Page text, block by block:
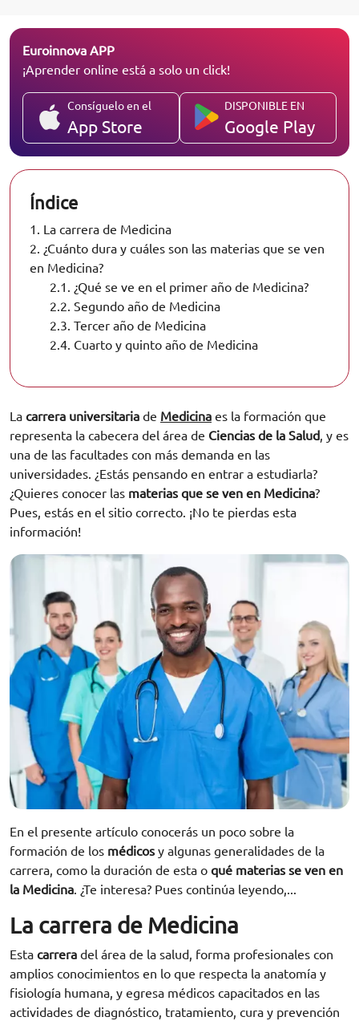
Euroinnova APP
¡Aprender online está a solo un click!
Consíguelo en el
App Store
DISPONIBLE EN
Google Play
Índice
1. La carrera de Medicina
2. ¿Cuánto dura y cuáles son las materias que se ven
en Medicina?
2.1. ¿Qué se ve en el primer año de Medicina?
2.2. Segundo año de Medicina
2.3. Tercer año de Medicina
2.4. Cuarto y quinto año de Medicina
La carrera universitaria de Medicina es la formación que
representa la cabecera del área de Ciencias de la Salud, y es
una de las facultades con más demanda en las
universidades. ¿Estás pensando en entrar a estudiarla?
¿Quieres conocer las materias que se ven en Medicina?
Pues, estás en el sitio correcto. ¡No te pierdas esta
información!
En el presente artículo conocerás un poco sobre la
formación de los médicos y algunas generalidades de la
carrera, como la duración de esta o qué materias se ven en
la Medicina. ¿Te interesa? Pues continúa leyendo,...
La carrera de Medicina
Esta carrera del área de la salud, forma profesionales con
amplios conocimientos en lo que respecta la anatomía y
fisiología humana, y egresa médicos capacitados en las
actividades de diagnóstico, tratamiento, cura y prevención